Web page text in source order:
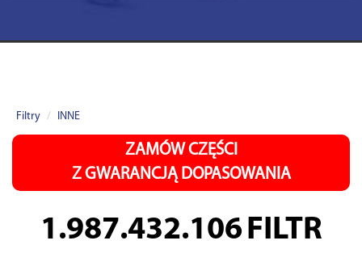
Filtry INNE
ZAMÓW CZĘŚCI
Z GWARANCJĄ DOPASOWANIA
1.987.432.106 FILTR